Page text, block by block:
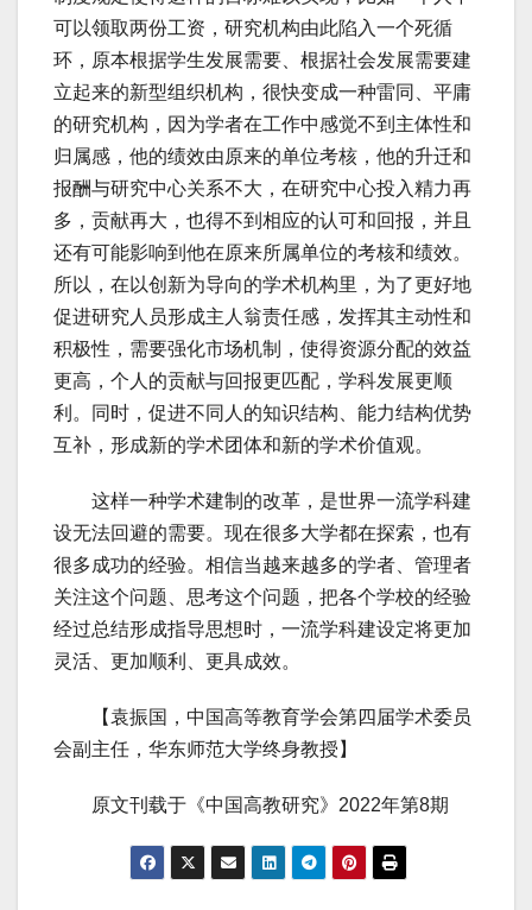
可以领取两份工资，研究机构由此陷入一个死循
环，原本根据学生发展需要、根据社会发展需要建
立起来的新型组织机构，很快变成一种雷同、平庸
的研究机构，因为学者在工作中感觉不到主体性和
归属感，他的绩效由原来的单位考核，他的升迁和
报酬与研究中心关系不大，在研究中心投入精力再
多，贡献再大，也得不到相应的认可和回报，并且
还有可能影响到他在原来所属单位的考核和绩效。
所以，在以创新为导向的学术机构里，为了更好地
促进研究人员形成主人翁责任感，发挥其主动性和
积极性，需要强化市场机制，使得资源分配的效益
更高，个人的贡献与回报更匹配，学科发展更顺
利。同时，促进不同人的知识结构、能力结构优势
互补，形成新的学术团体和新的学术价值观。
这样一种学术建制的改革，是世界一流学科建
设无法回避的需要。现在很多大学都在探索，也有
很多成功的经验。相信当越来越多的学者、管理者
关注这个问题、思考这个问题，把各个学校的经验
经过总结形成指导思想时，一流学科建设定将更加
灵活、更加顺利、更具成效。
【袁振国，中国高等教育学会第四届学术委员
会副主任，华东师范大学终身教授】
原文刊载于《中国高教研究》2022年第8期